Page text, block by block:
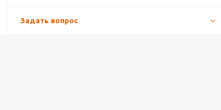
Задать вопрос